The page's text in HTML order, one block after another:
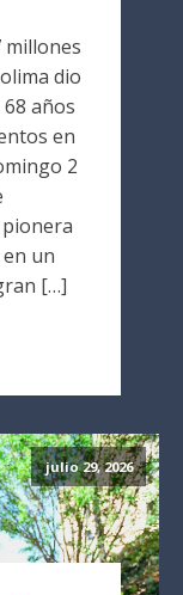
millones
dio
años
en
2
un
[…]
julio 29, 2026